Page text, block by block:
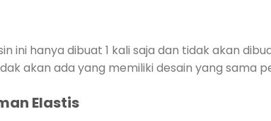
ini hanya dibuat 1 kali saja dan tidak akan
akan ada yang memiliki desain yang sama
Elastis